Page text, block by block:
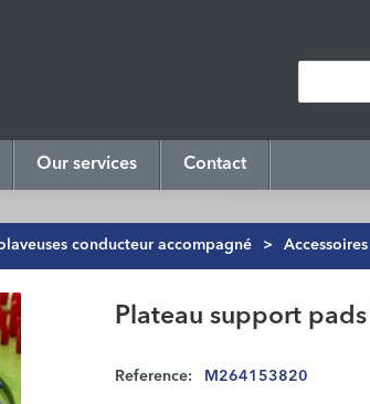
Our services Contact
conducteur accompagné > Accessoires
Plateau support
Reference: M264153820